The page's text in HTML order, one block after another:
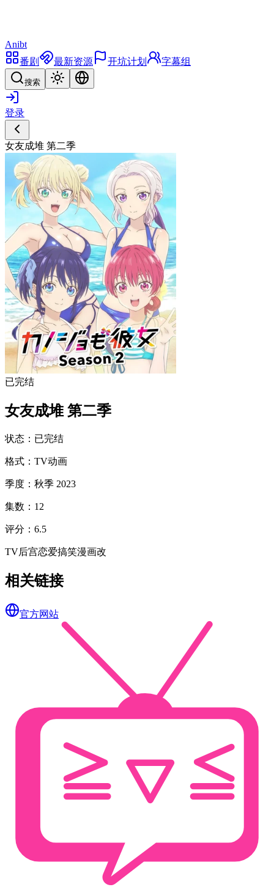
Anibt
番剧
最新资源 开坑计划 字幕组
搜索
登录
女友成堆 第二季
已完结
女友成堆 第二季
状态 ： 已完结
格式 ： TV动画
季度 ： 秋季 2023
集数 ： 12
评分 ： 6.5
TV后宫恋爱搞笑漫画改
相关链接
官方网站